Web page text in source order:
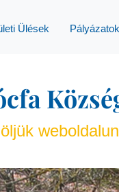
Ülések Pályázatok